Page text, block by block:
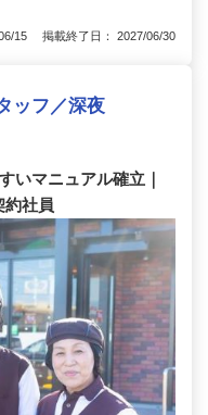
15 掲載終了日： 2027/06/30
ッフ／深夜
いマニュアル確立｜
約社員